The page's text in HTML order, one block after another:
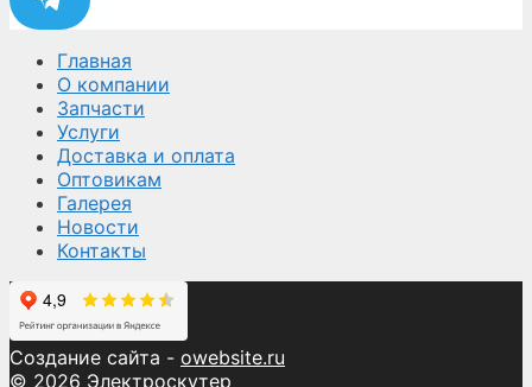
Главная
О компании
Запчасти
Услуги
Доставка и оплата
Оптовикам
Галерея
Новости
Контакты
Создание сайта - owebsite.ru
© 2026 Электроскутер